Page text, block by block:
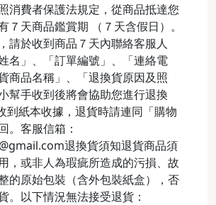
消費者保護法規定，從商品抵達您
７天商品鑑賞期 （７天含假日）。
請於收到商品７天內聯絡客服人
名」、「訂單編號」、「連絡電
商品名稱」、「退換貨原因及照
幫手收到後將會協助您進行退換
到紙本收據，退貨時請連同「購物
。客服信箱：
退換貨須知退貨商品須
，或非人為瑕疵所造成的污損、故
的原始包裝（含外包裝紙盒），否
。以下情況無法接受退貨：